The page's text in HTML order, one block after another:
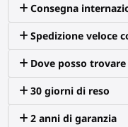
Consegna
Spedizione veloce
Dove posso
30 giorni di reso
2 anni di garanzia